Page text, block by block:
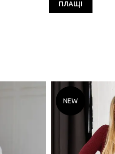
ПЛАЩІ
NEW